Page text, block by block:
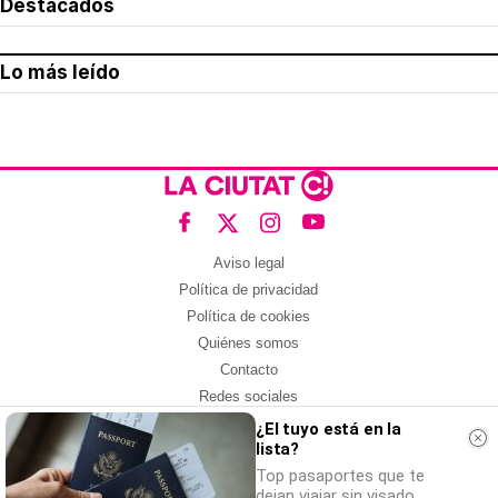
Destacados
Lo más leído
Aviso legal
Política de privacidad
Política de cookies
Quiénes somos
Contacto
Redes sociales
Con la colaboración de:¿El tuyo está en la
lista?
Top pasaportes que te